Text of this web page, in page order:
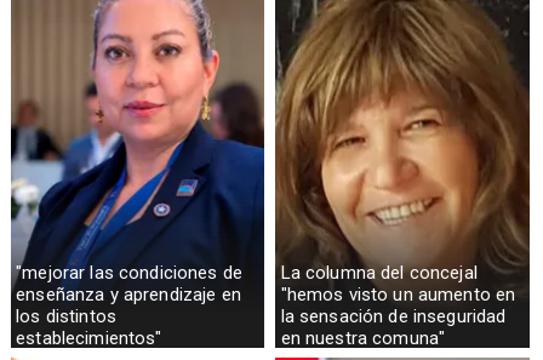
"mejorar las condiciones de
enseñanza y aprendizaje en
los distintos
establecimientos"
La columna del concejal
"hemos visto un aumento en
la sensación de inseguridad
en nuestra comuna"